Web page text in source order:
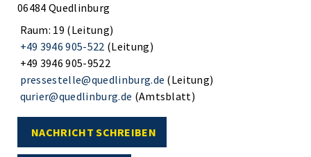
06484 Quedlinburg
Raum: 19 (Leitung)
+49 3946 905-522 (Leitung)
+49 3946 905-9522
pressestelle@quedlinburg.de (Leitung)
qurier@quedlinburg.de (Amtsblatt)
NACHRICHT SCHREIBEN